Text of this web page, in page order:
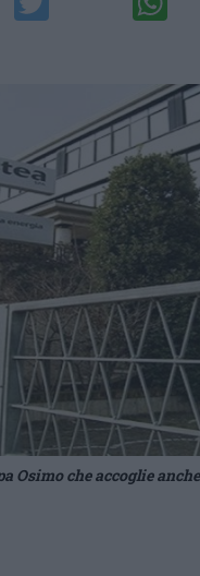
Osimo che accoglie